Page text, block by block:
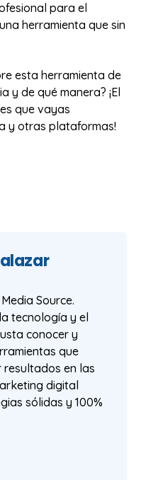
para el
herramienta que sin
esta herramienta de
y de qué manera? ¡El
que vayas
y otras plataformas!
Source.
tecnología y el
conocer y
que
en las
digital
sólidas y 100%